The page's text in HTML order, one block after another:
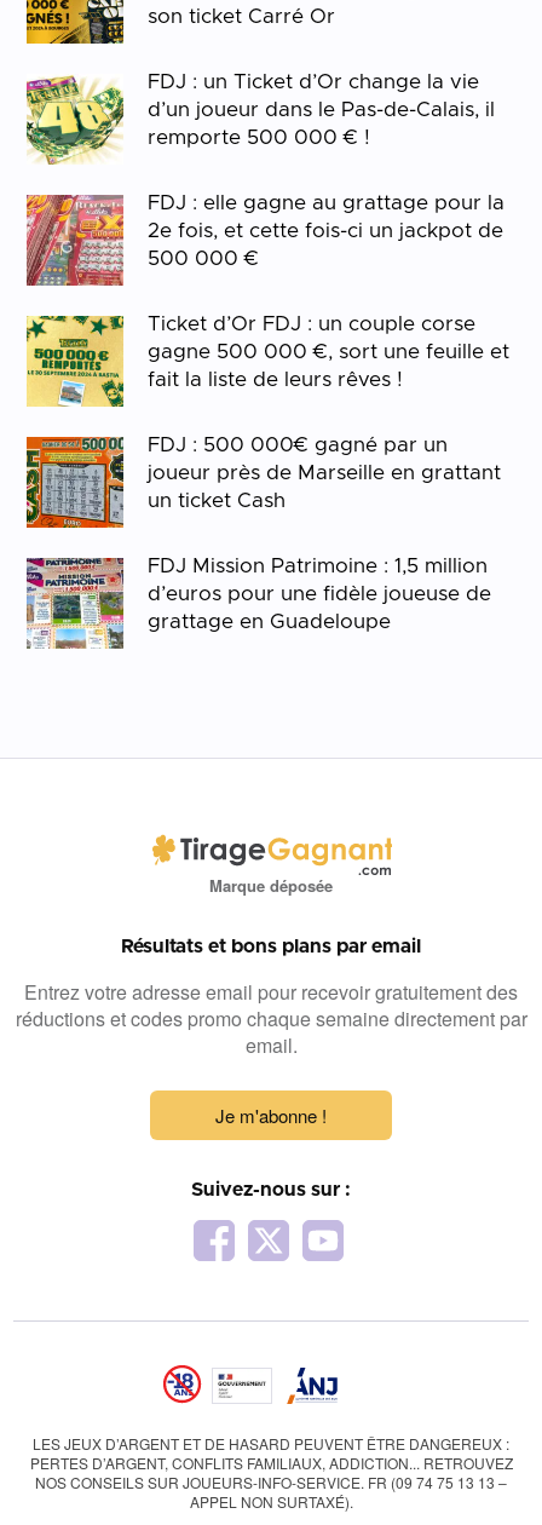
son ticket Carré Or
FDJ : un Ticket d’Or change la vie
d’un joueur dans le Pas-de-Calais, il
remporte 500 000 € !
FDJ : elle gagne au grattage pour la
2e fois, et cette fois-ci un jackpot de
500 000 €
Ticket d’Or FDJ : un couple corse
gagne 500 000 €, sort une feuille et
fait la liste de leurs rêves !
FDJ : 500 000€ gagné par un
joueur près de Marseille en grattant
un ticket Cash
FDJ Mission Patrimoine : 1,5 million
d’euros pour une fidèle joueuse de
grattage en Guadeloupe
Marque déposée
Résultats et bons plans par email
Entrez votre adresse email pour recevoir gratuitement des
réductions et codes promo chaque semaine directement par
email.
Je m'abonne !
Suivez-nous sur :
LES JEUX D’ARGENT ET DE HASARD PEUVENT ÊTRE DANGEREUX :
PERTES D’ARGENT, CONFLITS FAMILIAUX, ADDICTION... RETROUVEZ
NOS CONSEILS SUR JOUEURS-INFO-SERVICE. FR (09 74 75 13 13 –
APPEL NON SURTAXÉ).